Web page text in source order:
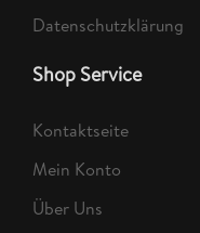
Datenschutzklärung
Shop Service
Kontaktseite
Mein Konto
Über Uns